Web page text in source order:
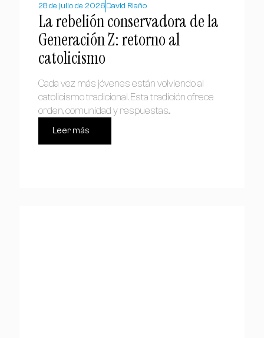
28 de julio de 2026 David Riaño
La rebelión conservadora de la
Generación Z: retorno al
catolicismo
Cada vez más jóvenes están volviendo al
catolicismo tradicional. Esta tradición ofrece
orden, comunidad y respuestas...
Leer más